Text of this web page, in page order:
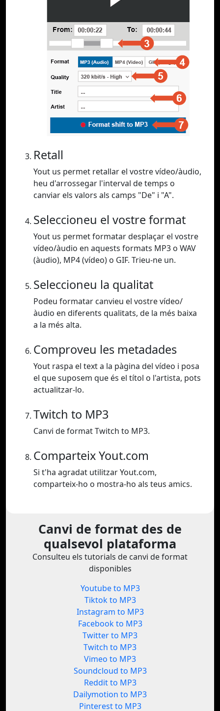
Retall
Yout us permet retallar el vostre vídeo/àudio,
heu d'arrossegar l'interval de temps o
canviar els valors als camps "De" i "A".
Seleccioneu el vostre format
Yout us permet formatar desplaçar el vostre
vídeo/àudio en aquests formats MP3 o WAV
(àudio), MP4 (vídeo) o GIF. Trieu-ne un.
Seleccioneu la qualitat
Podeu formatar canvieu el vostre vídeo/
àudio en diferents qualitats, de la més baixa
a la més alta.
Comproveu les metadades
Yout raspa el text a la pàgina del vídeo i posa
el que suposem que és el títol o l'artista, pots
actualitzar-lo.
Twitch to MP3
Canvi de format Twitch to MP3.
Comparteix Yout.com
Si t'ha agradat utilitzar Yout.com,
comparteix-ho o mostra-ho als teus amics.
Canvi de format des de
qualsevol plataforma
Consulteu els tutorials de canvi de format
disponibles
Youtube to MP3
Tiktok to MP3
Instagram to MP3
Facebook to MP3
Twitter to MP3
Twitch to MP3
Vimeo to MP3
Soundcloud to MP3
Reddit to MP3
Dailymotion to MP3
Pinterest to MP3